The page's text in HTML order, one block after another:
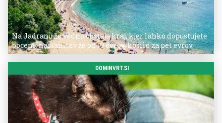
Na Jadranu še vedno obstaja kraj, kjer lahko dopustujete
poceni: nastanitev že od 10 evrov, kosilo za pet evrov
DOMINVRT.SI